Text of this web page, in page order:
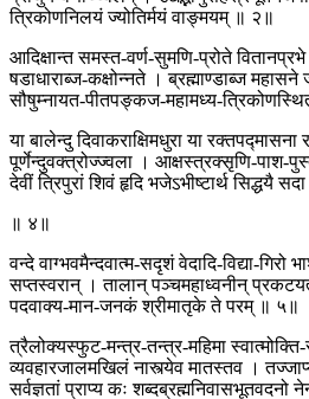
त्रिकोणनिलयं ज्योतिर्मयं वाङ्मयम् ॥ २॥
आदिक्षान्त समस्त-वर्ण-सुमणि-प्रोते वितानप्रभे
षडाधाराब्ज-कक्षोन्नते । ब्रह्माण्डाब्ज महासने
सौषुम्नायत-पीतपङ्कज-महामध्य-
या बालेन्दु दिवाकराक्षिमधुरा या
पूर्णेन्दुवक्त्रोज्ज्वला । आक्षस्त्रक्सृणि-पाश-
देवीं त्रिपुरां शिवं हृदि भजेऽभीष्टार्थ सिद्धयै सदा
॥ ४॥
वन्दे वाग्भवमैन्दवात्म-सदृशं वेदादि-विद्या-गिरो
सप्तस्वरान् । तालान् पञ्चमहाध्वनीन्
पदवाक्य-मान-जनकं श्रीमातृके ते परम् ॥ ५॥
त्रैलोक्यस्फुट-मन्त्र-तन्त्र-महिमा स्वात्मोक्ति-
व्यवहारजालमखिलं नास्त्येव मातस्तव ।
सर्वज्ञतां प्राप्य कः शब्दब्रह्मनिवासभूतवदनो